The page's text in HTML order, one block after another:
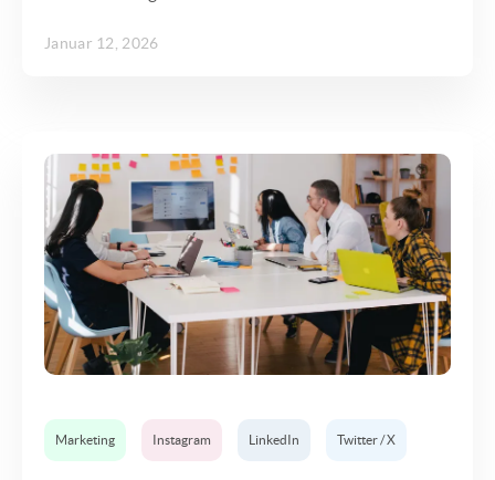
Januar 12, 2026
Marketing Instagram LinkedIn Twitter / X